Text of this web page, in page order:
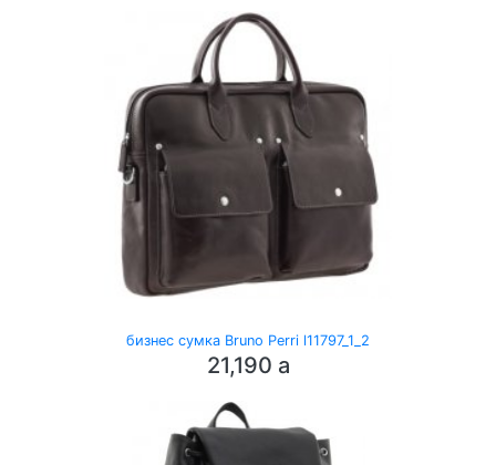
бизнес сумка Bruno Perri l11797_1_2
21,190 a